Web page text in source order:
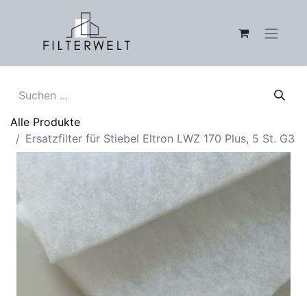
Alle Produkte
Ersatzfilter für Stiebel Eltron LWZ 170 Plus, 5 St. G3